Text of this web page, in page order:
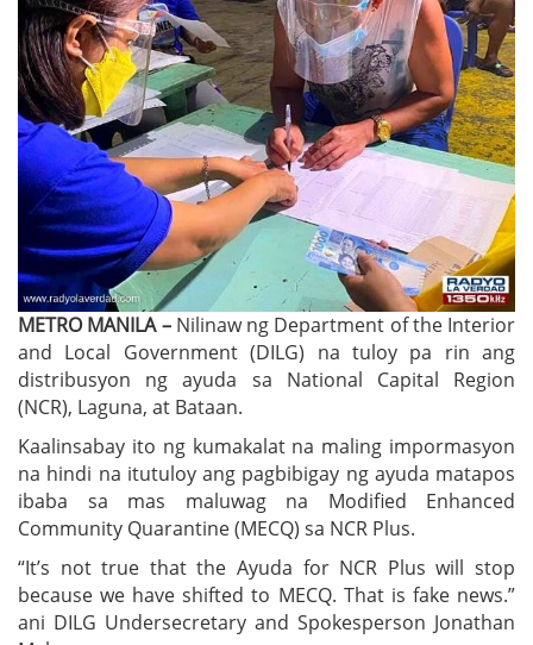
METRO MANILA – Nilinaw ng Department of the Interior
and Local Government (DILG) na tuloy pa rin ang
distribusyon ng ayuda sa National Capital Region
(NCR), Laguna, at Bataan.
Kaalinsabay ito ng kumakalat na maling impormasyon
na hindi na itutuloy ang pagbibigay ng ayuda matapos
ibaba sa mas maluwag na Modified Enhanced
Community Quarantine (MECQ) sa NCR Plus.
“It’s not true that the Ayuda for NCR Plus will stop
because we have shifted to MECQ. That is fake news.”
ani DILG Undersecretary and Spokesperson Jonathan